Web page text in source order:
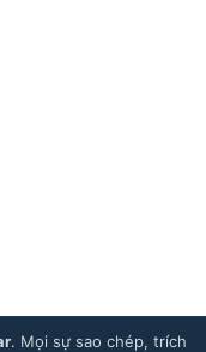
. Mọi sự sao chép, trích